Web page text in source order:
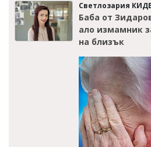
Светлозария
Баба от
ало измамник
на близък